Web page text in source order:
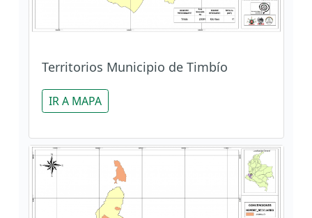
Territorios Municipio de Timbío
IR A MAPA